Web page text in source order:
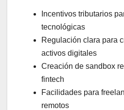
Incentivos tributarios
tecnológicas
Regulación clara para
activos digitales
Creación de sandbox
fintech
Facilidades para
remotos